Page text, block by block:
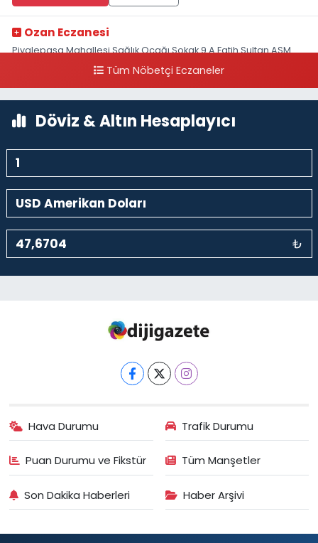
Ozan Eczanesi
Piyalepaşa Mahallesi Sağlık Ocağı Sokak 9 A Fatih Sultan ASM
Tüm Nöbetçi Eczaneler
Döviz & Altın Hesaplayıcı
₺
Hava Durumu Trafik Durumu
Puan Durumu ve Fikstür Tüm Manşetler
Son Dakika Haberleri Haber Arşivi